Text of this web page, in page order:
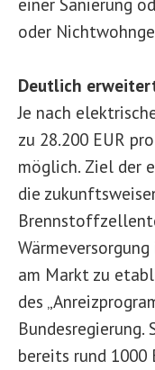
oder
Deutlich
Je nach
zu 28.200 EUR
möglich. Ziel der
die
am Markt zu
des
Bundesregierung.
bereits rund